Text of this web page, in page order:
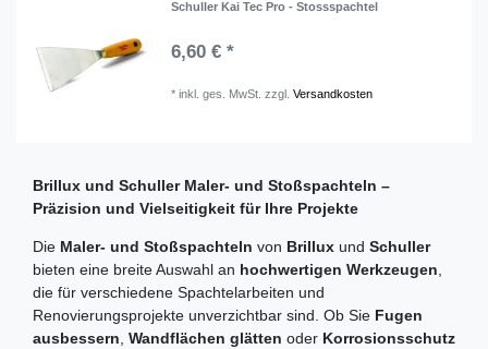
Schuller Kai Tec Pro - Stossspachtel
6,60 € *
*inkl. ges. MwSt. zzgl.Versandkosten
Brillux und Schuller Maler- und Stoßspachteln –
Präzision und Vielseitigkeit für Ihre Projekte
Die Maler- und Stoßspachteln von Brillux und Schuller
bieten eine breite Auswahl an hochwertigen Werkzeugen,
die für verschiedene Spachtelarbeiten und
Renovierungsprojekte unverzichtbar sind. Ob Sie Fugen
ausbessern, Wandflächen glätten oder Korrosionsschutz